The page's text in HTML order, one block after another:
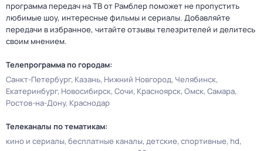
программа передач на ТВ от Рамблер поможет не пропустить
любимые шоу, интересные фильмы и сериалы. Добавляйте
передачи в избранное, читайте отзывы телезрителей и делитесь
своим мнением.
Телепрограмма по городам:
Санкт-Петербург Казань Нижний Новгород Челябинск
Екатеринбург Новосибирск Сочи Красноярск Омск Самара
Ростов-на-Дону Краснодар
Телеканалы по тематикам:
кино и сериалы бесплатные каналы детские спортивные hd